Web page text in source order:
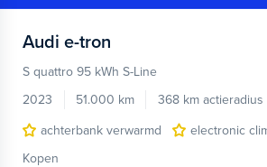
Audi e-tron
S quattro 95 kWh S-Line
2023
51.000 km 368 km actieradius
achterbank verwarmd
electronic
Kopen